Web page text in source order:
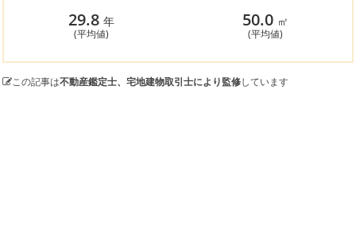
29.8 年
(平均値)
50.0 ㎡
(平均値)
この記事は不動産鑑定士、宅地建物取引士により監修しています